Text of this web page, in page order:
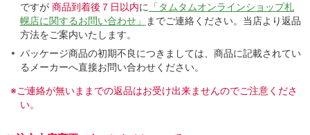
ですが 商品到着後７日以内に 「タムタムオンラインショップ札
幌店に関するお問い合わせ」 までご連絡ください。当店より返品
方法をご案内いたします。
パッケージ商品の初期不良につきましては、商品に記載されてい
るメーカーへ直接お問い合わせください。
※ご連絡が無いままでの返品はお受け出来ませんのでご注意くださ
い。